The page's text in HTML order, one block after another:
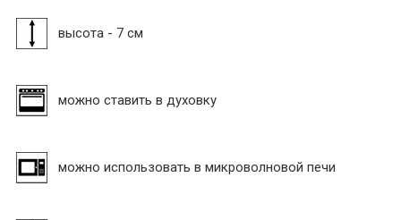
высота - 7 см
можно ставить в духовку
можно использовать в микроволновой печи